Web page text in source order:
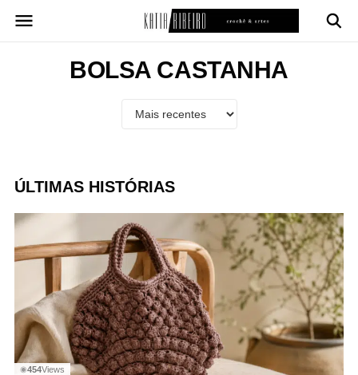
para
BOLSA CASTANHA
ÚLTIMAS HISTÓRIAS
◉454Views